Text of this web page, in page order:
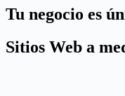
Tu negocio es
Sitios Web a